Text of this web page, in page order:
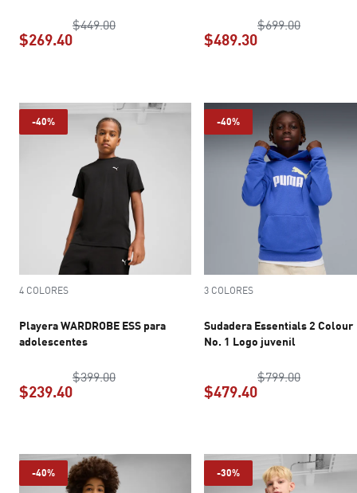
$449.00precio original $449.00
$269.40
$699.00precio
$489.30
-40%
4 COLORES
Playera WARDROBE ESS para
adolescentes
$399.00precio original $399.00
$239.40
-40%
3 COLORES
Sudadera Essentials 2 Colour
No. 1 Logo juvenil
$799.00precio
$479.40
-40% -30%